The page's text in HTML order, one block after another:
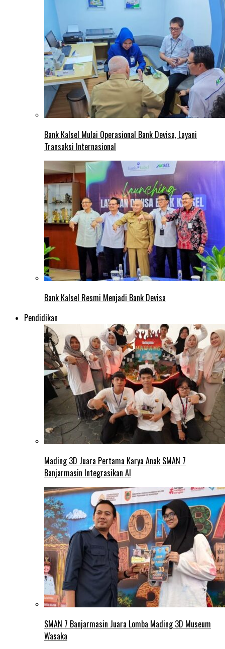
Bank Kalsel Mulai Operasional Bank Devisa, Layani
Transaksi Internasional
Bank Kalsel Resmi Menjadi Bank Devisa
Pendidikan
Mading 3D Juara Pertama Karya Anak SMAN 7
Banjarmasin Integrasikan AI
SMAN 7 Banjarmasin Juara Lomba Mading 3D Museum
Wasaka